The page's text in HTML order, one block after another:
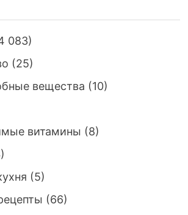
083)
(25)
вещества (10)
витамины (8)
(5)
(66)